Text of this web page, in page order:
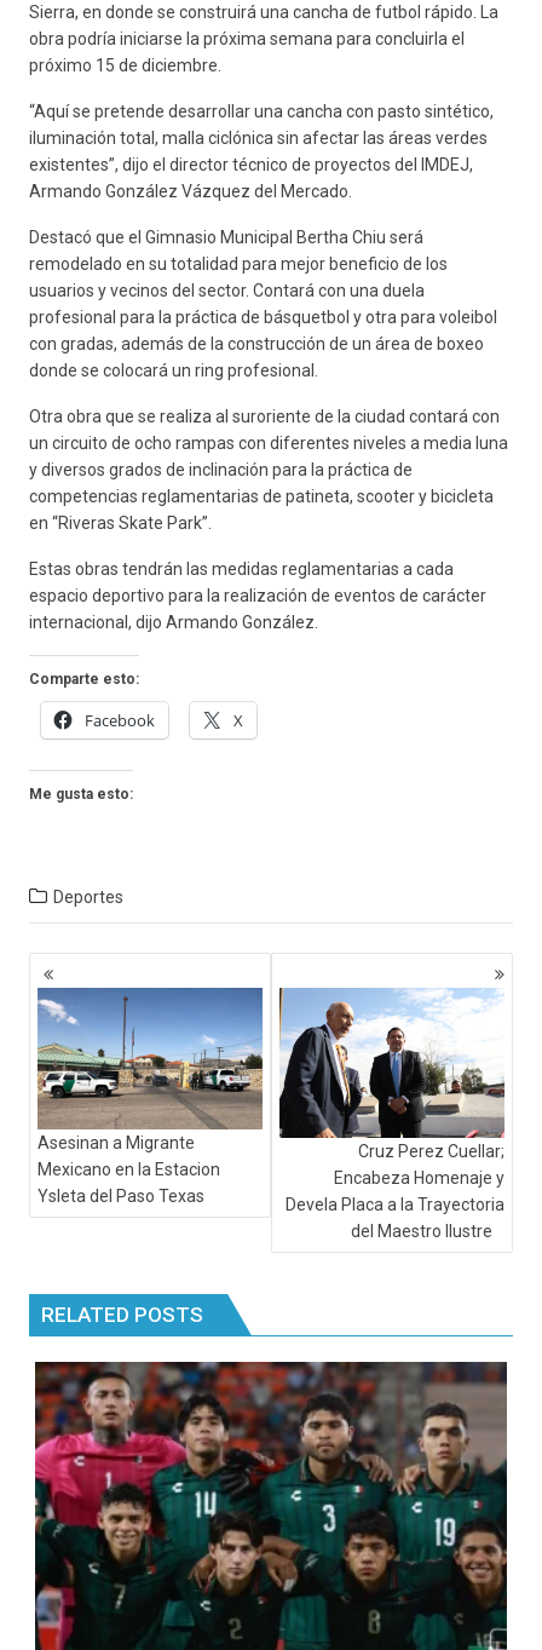
Sierra, en donde se construirá una cancha de futbol rápido. La
obra podría iniciarse la próxima semana para concluirla el
próximo 15 de diciembre.
“Aquí se pretende desarrollar una cancha con pasto sintético,
iluminación total, malla ciclónica sin afectar las áreas verdes
existentes”, dijo el director técnico de proyectos del IMDEJ,
Armando González Vázquez del Mercado.
Destacó que el Gimnasio Municipal Bertha Chiu será
remodelado en su totalidad para mejor beneficio de los
usuarios y vecinos del sector. Contará con una duela
profesional para la práctica de básquetbol y otra para voleibol
con gradas, además de la construcción de un área de boxeo
donde se colocará un ring profesional.
Otra obra que se realiza al suroriente de la ciudad contará con
un circuito de ocho rampas con diferentes niveles a media luna
y diversos grados de inclinación para la práctica de
competencias reglamentarias de patineta, scooter y bicicleta
en “Riveras Skate Park”.
Estas obras tendrán las medidas reglamentarias a cada
espacio deportivo para la realización de eventos de carácter
internacional, dijo Armando González.
Comparte esto:
Facebook X
Me gusta esto:
Deportes
Navegación
de
entradas
Asesinan a Migrante
Mexicano en la Estacion
Ysleta del Paso Texas
Cruz Perez Cuellar;
Encabeza Homenaje y
Devela Placa a la Trayectoria
del Maestro Ilustre
RELATED POSTS